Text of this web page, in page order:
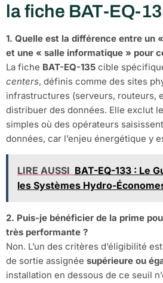
la fiche BAT-EQ-
1. Quelle est la différence entre un
et une « salle informatique » pour
La fiche BAT-EQ-135 cible
centers, définis comme des sites
infrastructures (serveurs, routeurs,
distribuer des données. Elle exclut
simples où des opérateurs
données, car l’enjeu énergétique y
LIRE AUSSI BAT-EQ-133 : Le
les Systèmes Hydro-
2. Puis-je bénéficier de la prime
très performante ?
Non. L’un des critères d’éligibilité
de sortie assignée supérieure ou
installation en dessous de ce seuil